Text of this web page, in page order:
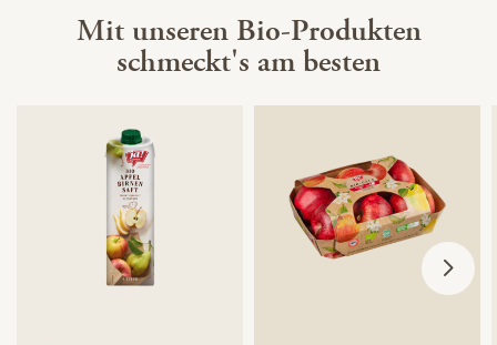
Mit unseren Bio-Produkten
schmeckt's am besten